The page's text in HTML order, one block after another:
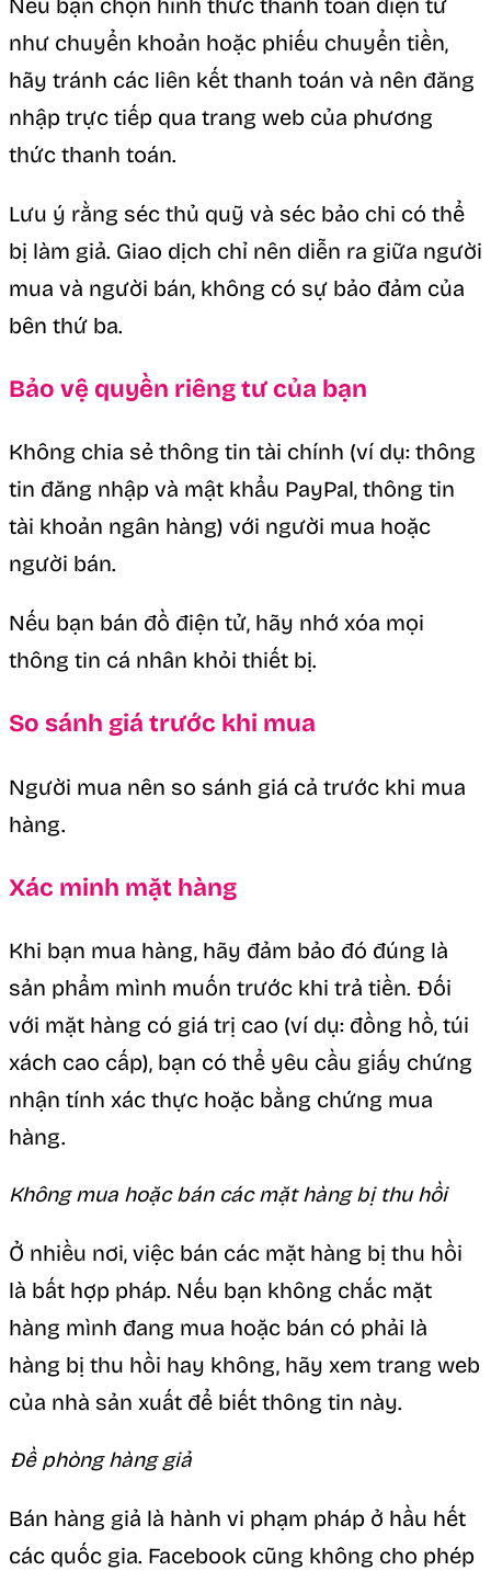
như chuyển khoản hoặc phiếu chuyển tiền,
hãy tránh các liên kết thanh toán và nên đăng
nhập trực tiếp qua trang web của phương
thức thanh toán.
Lưu ý rằng séc thủ quỹ và séc bảo chi có thể
bị làm giả. Giao dịch chỉ nên diễn ra giữa người
mua và người bán, không có sự bảo đảm của
bên thứ ba.
Bảo vệ quyền riêng tư của bạn
Không chia sẻ thông tin tài chính (ví dụ: thông
tin đăng nhập và mật khẩu PayPal, thông tin
tài khoản ngân hàng) với người mua hoặc
người bán.
Nếu bạn bán đồ điện tử, hãy nhớ xóa mọi
thông tin cá nhân khỏi thiết bị.
So sánh giá trước khi mua
Người mua nên so sánh giá cả trước khi mua
hàng.
Xác minh mặt hàng
Khi bạn mua hàng, hãy đảm bảo đó đúng là
sản phẩm mình muốn trước khi trả tiền. Đối
với mặt hàng có giá trị cao (ví dụ: đồng hồ, túi
xách cao cấp), bạn có thể yêu cầu giấy chứng
nhận tính xác thực hoặc bằng chứng mua
hàng.
Không mua hoặc bán các mặt hàng bị thu hồi
Ở nhiều nơi, việc bán các mặt hàng bị thu hồi
là bất hợp pháp. Nếu bạn không chắc mặt
hàng mình đang mua hoặc bán có phải là
hàng bị thu hồi hay không, hãy xem trang web
của nhà sản xuất để biết thông tin này.
Đề phòng hàng giả
Bán hàng giả là hành vi phạm pháp ở hầu hết
các quốc gia. Facebook cũng không cho phép